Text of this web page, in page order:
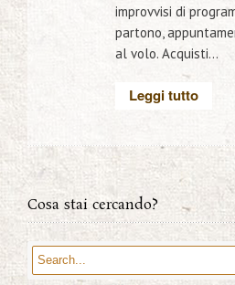
improvvisi di
partono,
al volo. Acquisti...
Leggi tutto
Cosa stai cercando?